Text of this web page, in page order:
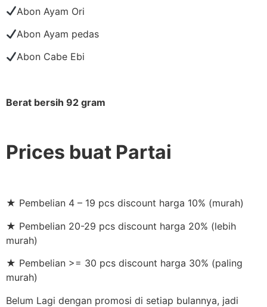
Abon Ayam Ori
Abon Ayam pedas
Abon Cabe Ebi
Berat bersih 92 gram
Prices buat Partai
★ Pembelian 4 – 19 pcs discount harga 10% (murah)
★ Pembelian 20-29 pcs discount harga 20% (lebih
murah)
★ Pembelian >= 30 pcs discount harga 30% (paling
murah)
Belum Lagi dengan promosi di setiap bulannya, jadi